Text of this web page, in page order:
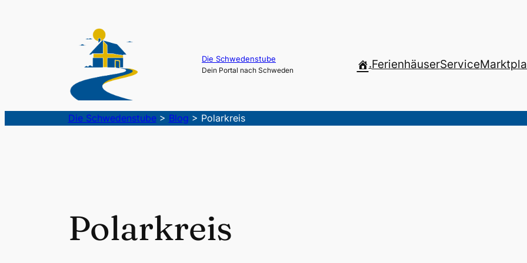
Die Schwedenstube
Dein Portal nach Schweden .FerienhäuserService
Die Schwedenstube> Blog > Polarkreis
Polarkreis